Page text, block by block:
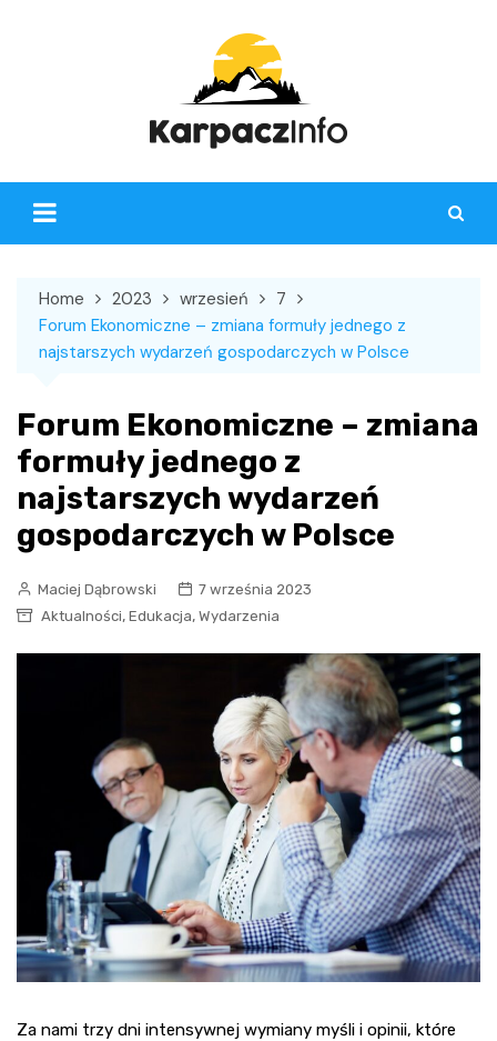
Home 2023 wrzesień
7
Forum Ekonomiczne – zmiana formuły jednego z
najstarszych wydarzeń gospodarczych w Polsce
Forum Ekonomiczne – zmiana
formuły jednego z
najstarszych wydarzeń
gospodarczych w Polsce
Maciej Dąbrowski
7 września 2023
Aktualności, Edukacja, Wydarzenia
Za nami trzy dni intensywnej wymiany myśli i opinii, które